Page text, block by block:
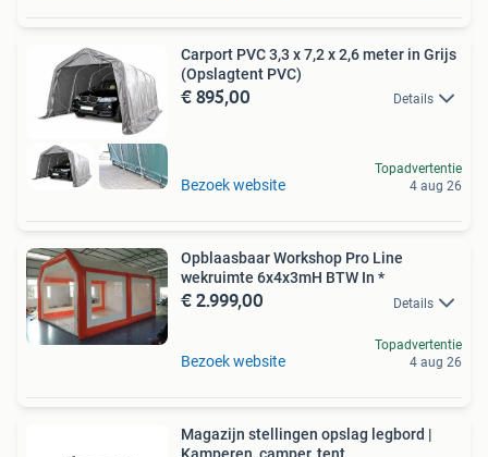
Carport PVC 3,3 x 7,2 x 2,6 meter in Grijs
(Opslagtent PVC)
€ 895,00 Details
Bezoek website
Topadvertentie
4 aug 26
Opblaasbaar Workshop Pro Line
wekruimte 6x4x3mH BTW In *
€ 2.999,00 Details
Bezoek website
Topadvertentie
4 aug 26
Magazijn stellingen opslag legbord |
Kamperen, camper, tent